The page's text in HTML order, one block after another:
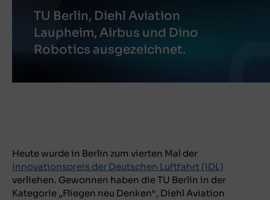
TU Berlin, Diehl Aviation
Laupheim, Airbus und Dino
Robotics ausgezeichnet.
Heute wurde in Berlin zum vierten Mal der
Innovationspreis der Deutschen Luftfahrt (IDL)
verliehen. Gewonnen haben die TU Berlin in der
Kategorie „Fliegen neu Denken“, Diehl Aviation